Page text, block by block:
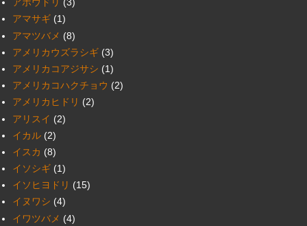
アホウドリ (3)
アマサギ (1)
アマツバメ (8)
アメリカウズラシギ (3)
アメリカコアジサシ (1)
アメリカコハクチョウ (2)
アメリカヒドリ (2)
アリスイ (2)
イカル (2)
イスカ (8)
イソシギ (1)
イソヒヨドリ (15)
イヌワシ (4)
イワツバメ (4)